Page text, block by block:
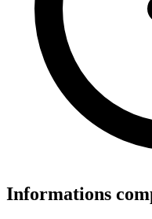
Informations